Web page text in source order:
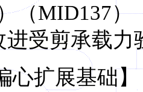
（MID137
进受剪承载力
心扩展基础